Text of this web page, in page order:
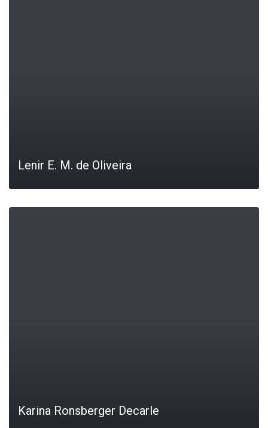
Lenir E. M. de Oliveira
Karina Ronsberger Decarle